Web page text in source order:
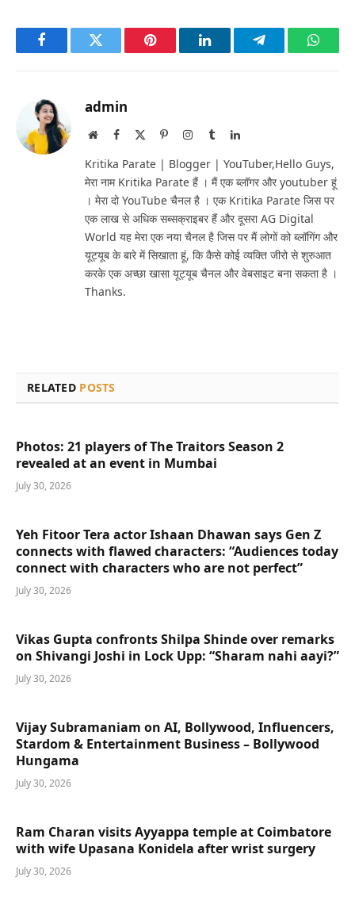
FacebookTwitter Pinterest LinkedInTelegram
admin
WebsiteFacebook PinterestInstagram
TumblrLinkedIn
Kritika Parate | Blogger | YouTuber,Hello Guys,
मेरा नाम Kritika Parate हैं । मैं एक ब्लॉगर और youtuber हूं
। मेरा दो YouTube चैनल है । एक Kritika Parate जिस पर
एक लाख से अधिक सब्सक्राइबर हैं और दूसरा AG Digital
World यह मेरा एक नया चैनल है जिस पर मैं लोगों को ब्लॉगिंग और
यूट्यूब के बारे में सिखाता हूं, कि कैसे कोई व्यक्ति जीरो से शुरुआत
करके एक अच्छा खासा यूट्यूब चैनल और वेबसाइट बना सकता है ।
Thanks.
RELATED POSTS
Photos: 21 players of The Traitors Season 2
revealed at an event in Mumbai
July 30, 2026
Yeh Fitoor Tera actor Ishaan Dhawan says Gen Z
connects with flawed characters: “Audiences today
connect with characters who are not perfect”
July 30, 2026
Vikas Gupta confronts Shilpa Shinde over remarks
on Shivangi Joshi in Lock Upp: “Sharam nahi aayi?”
July 30, 2026
Vijay Subramaniam on AI, Bollywood, Influencers,
Stardom & Entertainment Business – Bollywood
Hungama
July 30, 2026
Ram Charan visits Ayyappa temple at Coimbatore
with wife Upasana Konidela after wrist surgery
July 30, 2026